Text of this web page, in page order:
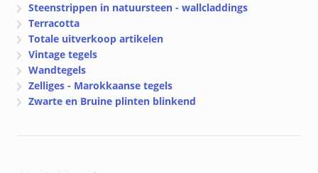
Steenstrippen in natuursteen - wallcladdings
Terracotta
Totale uitverkoop artikelen
Vintage tegels
Wandtegels
Zelliges - Marokkaanse tegels
Zwarte en Bruine plinten blinkend